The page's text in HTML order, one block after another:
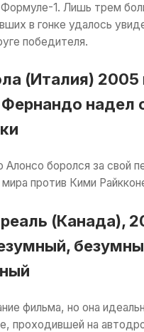
1. Лишь трем
в гонке удалось
победителя.
(Италия) 2005
надел
боролся за свой
против Кими
(Канада),
фильма, но она
проходившей на